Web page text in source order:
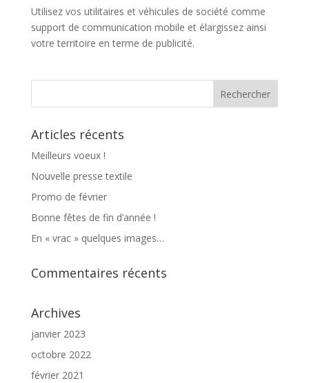
Utilisez vos utilitaires et véhicules de société comme
support de communication mobile et élargissez ainsi
votre territoire en terme de publicité.
Articles récents
Meilleurs voeux !
Nouvelle presse textile
Promo de février
Bonne fêtes de fin d’année !
En « vrac » quelques images…
Commentaires récents
Archives
janvier 2023
octobre 2022
février 2021